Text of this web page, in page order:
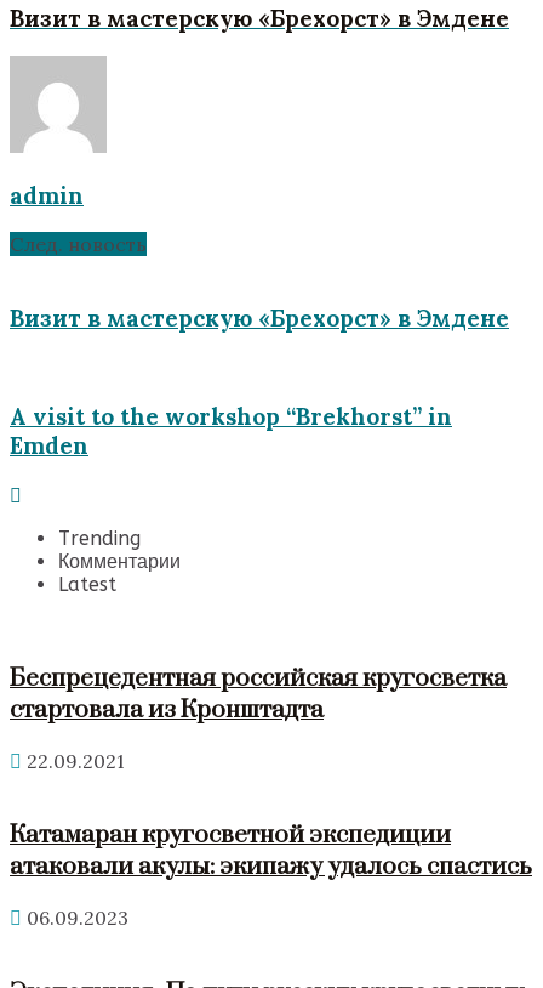
Визит в мастерскую «Брехорст» в Эмдене
admin
След. новость
Визит в мастерскую «Брехорст» в Эмдене
A visit to the workshop “Brekhorst” in
Emden
Trending
Комментарии
Latest
Беспрецедентная российская кругосветка
стартовала из Кронштадта
22.09.2021
Катамаран кругосветной экспедиции
атаковали акулы: экипажу удалось спастись
06.09.2023